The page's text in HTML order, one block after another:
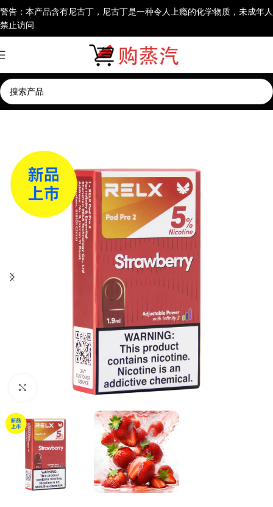
警告：本产品含有尼古丁，尼古丁是一种令人上瘾的化学物质，未成年人
禁止访问
首页 悦刻海外版烟弹
Click to enlarge